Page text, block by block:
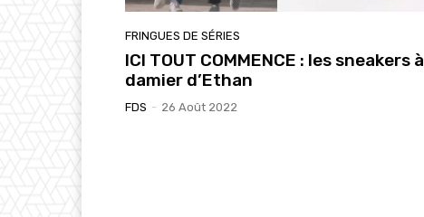
FRINGUES DE SÉRIES
ICI TOUT COMMENCE : les sneakers à
damier d’Ethan
FDS - 26 Août 2022